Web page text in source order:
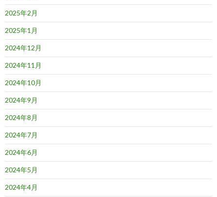
2025年2月
2025年1月
2024年12月
2024年11月
2024年10月
2024年9月
2024年8月
2024年7月
2024年6月
2024年5月
2024年4月